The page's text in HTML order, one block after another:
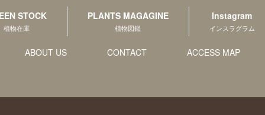
STOCK
植物在庫
PLANTS MAGAGINE
植物図鑑
Instagram
インスラグラム
ABOUT US CONTACT ACCESS MAP